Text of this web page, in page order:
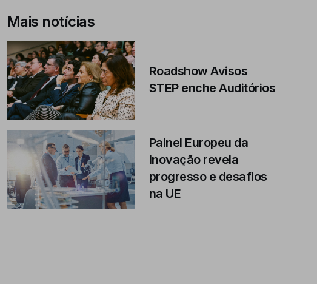
Mais notícias
Roadshow Avisos
STEP enche Auditórios
Painel Europeu da
Inovação revela
progresso e desafios
na UE